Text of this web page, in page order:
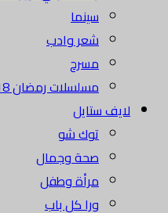
سينما
شعر وادب
مسرح
مسلسلات رمضان 2018
لايف ستايل
توك شو
صحة وجمال
مرأة وطفل
ورا كل باب